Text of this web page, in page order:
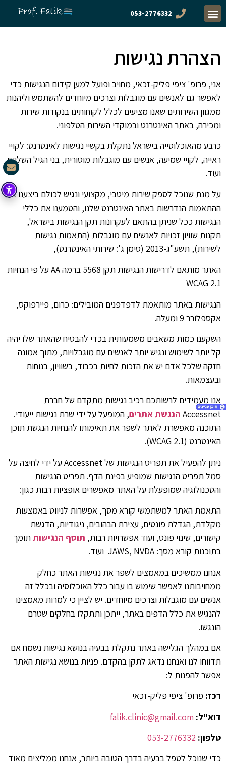
2. מדיניות הפרטיות
053-2776332
הצהרת נגישות
אני, פרופ' ציפי פליק-זכאי, מחויב ופועל למען קידום הנגישות כדי
לאפשר גם לאנשים עם מוגבלות וצרכים מיוחדים להשתמש וליהנות
ממגוון השירותים שאנו מציעים לכלל לקוחותינו בנקודות שירות
ומכירה, באתר האינטרנט ובמוקדי השירות הטלפוני.
כרבע מהאוכלוסייה בישראל נתקלת בקשיי נגישות לאינטרנט: לקויי
ראייה, לקויי שמיעה, אנשים עם מוגבלות מוטורית, בני הגיל השלישי
ועוד.
על מנת שנוכל לספק שירות מיטבי, מקצועי ונגיש לכולם ביצענו את
ההתאמות הנדרשות באתר האינטרנט שלנו, והטמענו את כללי
הנגישות ככל שניתן בהתאם לעקרונות תקן הנגישות בישראל,
תקנות שוויון זכויות לאנשים עם מוגבלות (התאמות נגישות
לשירות), תשע"ג-2013 (סימן ג': שירותי האינטרנט),
האתר מותאם לדרישות הנגישות תקן 5568 ברמה AA על פי הנחיות
WCAG 2.1
הנגישות באתר מותאמת לדפדפנים המובילים: כרום, פיירפוקס,
אקספלורר 9 ומעלה.
השקענו כמות משאבים משמעותית בכדי להבטיח שהאתר שלו יהיה
קל יותר לשימוש ונגיש יותר לאנשים עם מוגבלויות, מתוך אמונה
חזקה שלכל אדם יש את הזכות לחיות בכבוד, בשוויון, בנוחות
ובעצמאות.
אנו מעמידים לרשותכם רכיב נגישות מתקדם של חברת
Accessnet הנגשת אתרים, המופעל על ידי שרת נגישות ייעודי.
התוכנה מאפשרת לאתר לשפר את תאימותו להנחיות הנגשת תוכן
האינטרנט (WCAG 2.1).
ניתן להפעיל את תפריט הנגישות של Accessnet על ידי לחיצה על
סמל תפריט הנגישות שמופיע בפינת הדף. תפריט הנגישות
והטכנולוגיה שמופעלת על האתר מאפשרים אופציות רבות כגון:
התאמת האתר למשתמשי קורא מסך, אפשרות לניווט באמצעות
מקלדת, הגדלת פונטים, עצירת הבהובים, ניגודיות, הדגשת
קישורים, שינוי פונט, ועוד אפשרויות רבות, תוסף הנגישותתומך
בתוכנות קורא מסך: JAWS, NVDA ועוד.
אנחנו ממשיכים במאמצים לשפר את נגישות האתר כחלק
ממחויבותנו לאפשר שימוש בו עבור כלל האוכלוסיה ובכלל זה
אנשים עם מוגבלות וצרכים מיוחדים. יש לציין כי למרות מאמצינו
להנגיש את כלל הדפים באתר, ייתכן ותתקלו בחלקים שטרם
הונגשו.
אם במהלך הגלישה באתר נתקלת בבעיה בנושא נגישות נשמח אם
תדווחו לנו ואנחנו נדאג לתקן בהקדם. פניות בנושא נגישות האתר
אפשר להפנות ל:
רכז: פרופ' ציפי פליק-זכאי
דוא"ל: falik.clinic@gmail.com
טלפון: 053-2776332
כדי שנוכל לטפל בבעיה בדרך הטובה ביותר, אנחנו ממליצים מאוד